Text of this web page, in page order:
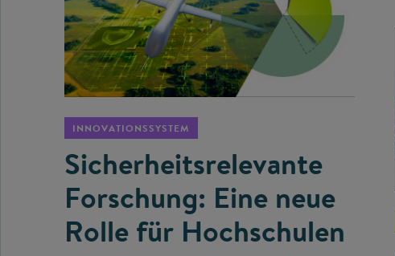
INNOVATIONSSYSTEM
Sicherheitsrelevante
Forschung: Eine neue
Rolle für Hochschulen